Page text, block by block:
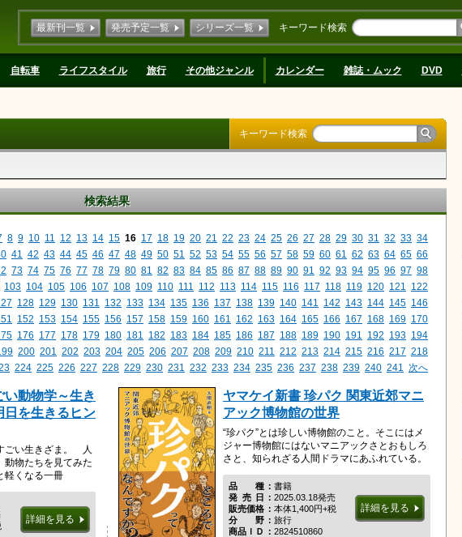
キーワード検索
最新刊一覧 発売予定一覧 シリーズ一覧
自転車 ライフスタイル 旅行 その他ジャンル カレンダー 雑誌・ムック DVD
キーワード検索
検索結果
8 9 10 11 12 13 14 15 16 17 18 19 20 21 22 23 24 25 26 27 28 29 30 31 32 33 34
41 42 43 44 45 46 47 48 49 50 51 52 53 54 55 56 57 58 59 60 61 62 63 64 65 66
73 74 75 76 77 78 79 80 81 82 83 84 85 86 87 88 89 90 91 92 93 94 95 96 97 98
103 104 105 106 107 108 109 110 111 112 113 114 115 116 117 118 119 120 121
122
128 129 130 131 132 133 134 135 136 137 138 139 140 141 142 143 144 145 146
152 153 154 155 156 157 158 159 160 161 162 163 164 165 166 167 168 169 170
176 177 178 179 180 181 182 183 184 185 186 187 188 189 190 191 192 193 194
200 201 202 203 204 205 206 207 208 209 210 211 212 213 214 215 216 217 218
224 225 226 227 228 229 230 231 232 233 234 235 236 237 238 239 240 241 次へ
動物学～生き
日を生きるヒン
ごい生きざま。 人
動物たちを見てみた
軽くなる一冊
詳細を見る
ヤマケイ新書 珍パク 関東近郊マニ
アック博物館の世界
“珍パク”とは珍しい博物館のこと。そこにはメ
ジャー博物館にはないマニアックさとおもしろ
さと、知られざる人間ドラマにあふれている。
品種書籍
発売日 2025.03.18発売
販売価格
本体1,400円+税
分野旅行
商品ＩＤ
2824510860
詳細を見る